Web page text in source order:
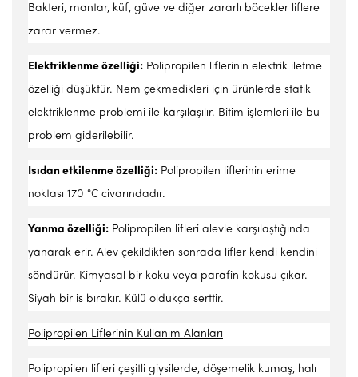
Bakteri, mantar, küf, güve ve diğer zararlı böcekler liflere
zarar vermez.
Elektriklenme özelliği: Polipropilen liflerinin elektrik iletme
özelliği düşüktür. Nem çekmedikleri için ürünlerde statik
elektriklenme problemi ile karşılaşılır. Bitim işlemleri ile bu
problem giderilebilir.
Isıdan etkilenme özelliği: Polipropilen liflerinin erime
noktası 170 °C civarındadır.
Yanma özelliği: Polipropilen lifleri alevle karşılaştığında
yanarak erir. Alev çekildikten sonrada lifler kendi kendini
söndürür. Kimyasal bir koku veya parafin kokusu çıkar.
Siyah bir is bırakır. Külü oldukça serttir.
Polipropilen Liflerinin Kullanım Alanları
Polipropilen lifleri çeşitli giysilerde, döşemelik kumaş, halı